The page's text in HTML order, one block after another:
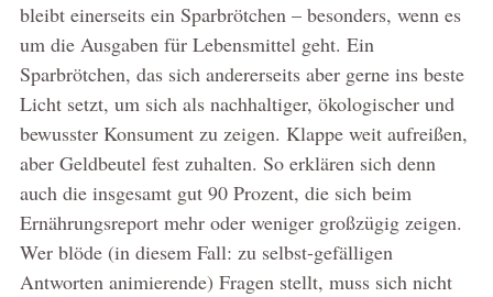
bleibt einerseits ein Sparbrötchen – besonders, wenn es
um die Ausgaben für Lebensmittel geht. Ein
Sparbrötchen, das sich andererseits aber gerne ins beste
Licht setzt, um sich als nachhaltiger, ökologischer und
bewusster Konsument zu zeigen. Klappe weit aufreißen,
aber Geldbeutel fest zuhalten. So erklären sich denn
auch die insgesamt gut 90 Prozent, die sich beim
Ernährungsreport mehr oder weniger großzügig zeigen.
Wer blöde (in diesem Fall: zu selbst-gefälligen
Antworten animierende) Fragen stellt, muss sich nicht